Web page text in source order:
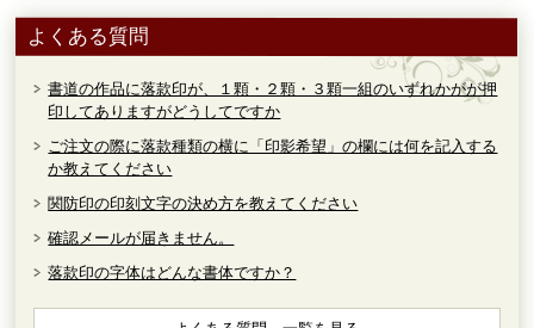
よくある質問
書道の作品に落款印が、１顆・２顆・３顆一組のいずれかがが押
印してありますがどうしてですか
ご注文の際に落款種類の横に「印影希望」の欄には何を記入する
か教えてください
関防印の印刻文字の決め方を教えてください
確認メールが届きません。
落款印の字体はどんな書体ですか？